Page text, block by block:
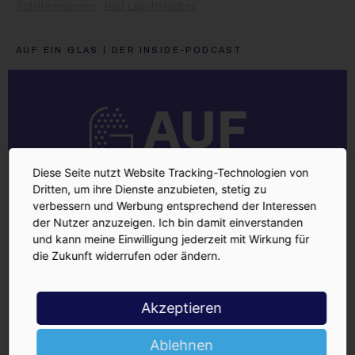
AUF EIN GLAS | DER INSIDE-PODCAST
Diese Seite nutzt Website Tracking-Technologien von
Dritten, um ihre Dienste anzubieten, stetig zu
verbessern und Werbung entsprechend der Interessen
der Nutzer anzuzeigen. Ich bin damit einverstanden
und kann meine Einwilligung jederzeit mit Wirkung für
die Zukunft widerrufen oder ändern.
Akzeptieren
Ablehnen